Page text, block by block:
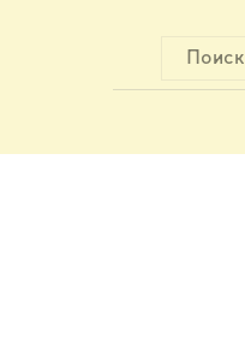
Поиск